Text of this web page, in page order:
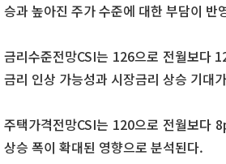
승과 높아진 주가 수준에 대한 부담이 반
금리수준전망CSI는 126으로 전월보다
금리 인상 가능성과 시장금리 상승 기대
주택가격전망CSI는 120으로 전월보다
상승 폭이 확대된 영향으로 분석된다.